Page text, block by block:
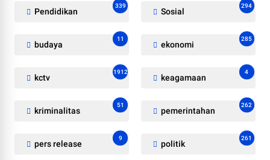
Pendidikan
339
Sosial
294
budaya
11
ekonomi
285
kctv
1912
keagamaan
4
kriminalitas
51
pemerintahan
262
pers release
9
politik
261